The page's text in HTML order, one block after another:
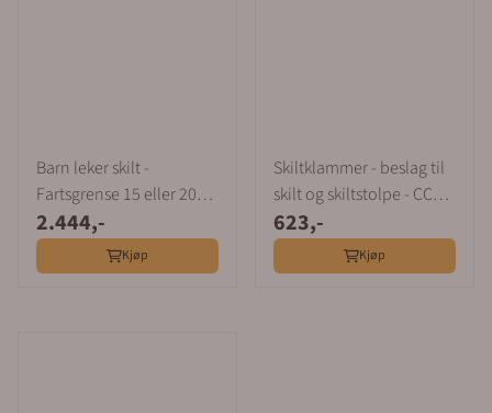
Barn leker skilt -
Fartsgrense 15 eller 20
km/t
2.444,-
Kjøp
Skiltklammer - beslag til
skilt og skiltstolpe - CC
280 mm
623,-
Kjøp